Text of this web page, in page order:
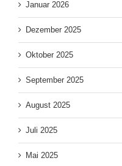
Januar 2026
Dezember 2025
Oktober 2025
September 2025
August 2025
Juli 2025
Mai 2025